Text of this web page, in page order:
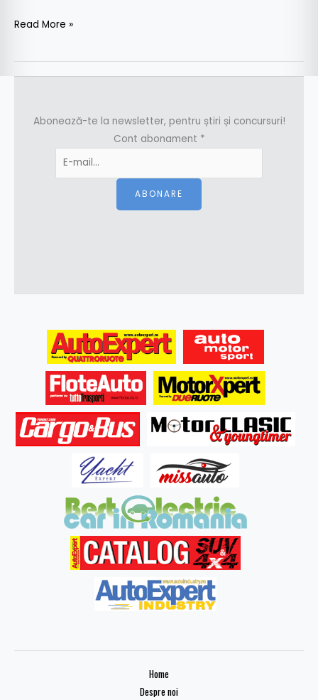
Read More »
Abonează-te la newsletter, pentru știri și concursuri!
Cont abonament *
ABONARE
Home
Despre noi